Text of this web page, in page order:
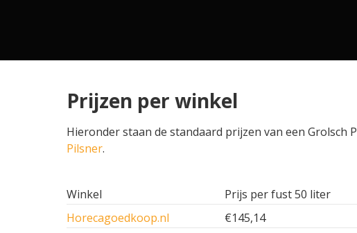
Prijzen per winkel
Hieronder staan de standaard prijzen van een
Pilsner.
Winkel Prijs per fust 50 liter
Horecagoedkoop.nl
€145,14